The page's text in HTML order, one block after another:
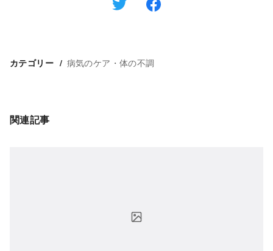
カテゴリー 病気のケア・体の不調
関連記事